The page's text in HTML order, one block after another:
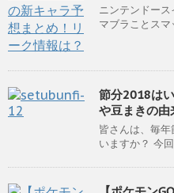
ニンテンドー
マブラことスマ
節分2018は
や豆まきの由
皆さんは、毎
いますか？ 今